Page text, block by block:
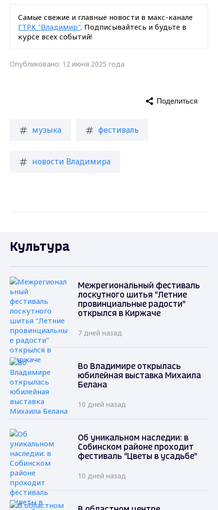
Самые свежие и главные новости в макс-канале
ГТРК "Владимир". Подписывайтесь и будьте в
курсе всех событий!
Опубликовано: 12 июня 2025 года
музыка фестиваль
новости Владимира
Поделиться
Культура
Межрегиональный фестиваль
лоскутного шитья "Летние
провинциальные радости"
открылся в Киржаче
7 дней назад
Во Владимире открылась
юбилейная выставка Михаила
Белана
10 дней назад
Об уникальном наследии: в
Собинском районе проходит
фестиваль "Цветы в усадьбе"
10 дней назад